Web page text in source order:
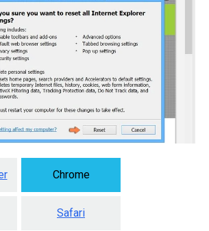
Chrome
Safari